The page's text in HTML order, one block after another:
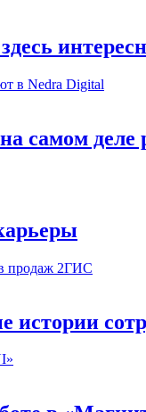
самом деле
истории